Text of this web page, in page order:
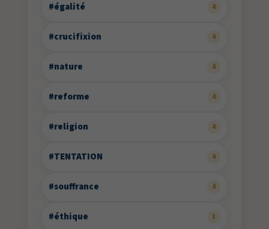
#égalité 4
#crucifixion 4
#nature 4
#reforme 4
#religion 4
#TENTATION 4
#souffrance 4
#éthique 3